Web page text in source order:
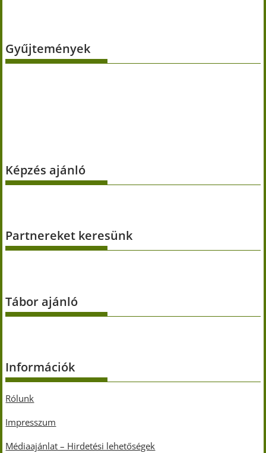
Gyűjtemények
Képzés ajánló
Partnereket keresünk
Tábor ajánló
Információk
Rólunk
Impresszum
Médiaajánlat – Hirdetési lehetőségek